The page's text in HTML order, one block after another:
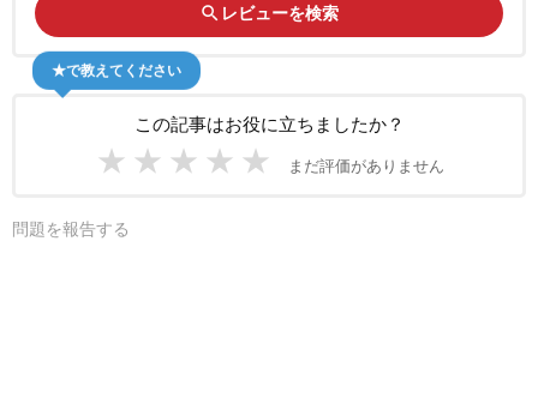
search レビューを検索
この記事はお役に立ちましたか？
★ ★ ★ ★ ★ まだ評価がありません
★で教えてください
問題を報告する